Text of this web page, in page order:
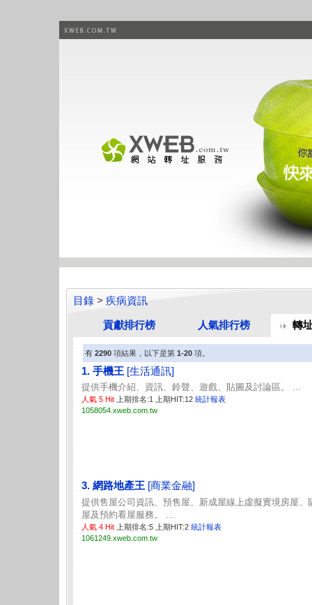
目錄 > 疾病資訊
貢獻排行榜 人氣排行榜 轉
有 2290 項結果，以下是第 1-20 項。
1. 手機王 [生活通訊]
提供手機介紹、資訊、鈴聲、遊戲、貼圖及討論區。 ...
人氣 5 Hit 上期排名:1 上期HIT:12 統計報表
1058054.xweb.com.tw
3. 網路地產王 [商業金融]
提供售屋公司資訊、預售屋、新成屋線上虛擬實境房屋、
屋及預約看屋服務。 ...
人氣 4 Hit 上期排名:5 上期HIT:2 統計報表
1061249.xweb.com.tw